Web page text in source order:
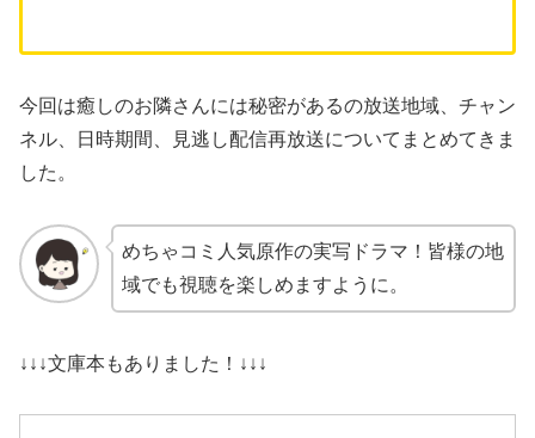
今回は癒しのお隣さんには秘密があるの放送地域、チャン
ネル、日時期間、見逃し配信再放送についてまとめてきま
した。
めちゃコミ人気原作の実写ドラマ！皆様の地
域でも視聴を楽しめますように。
↓↓↓文庫本もありました！↓↓↓